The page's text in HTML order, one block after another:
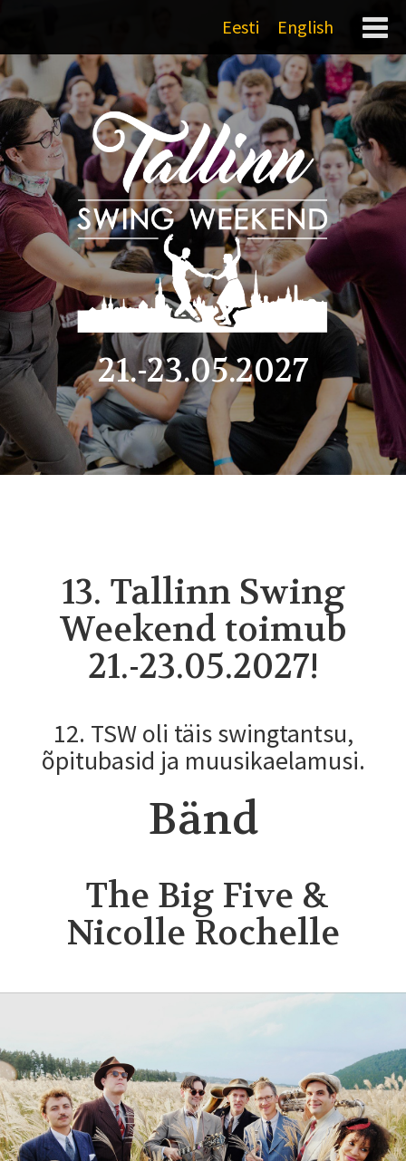
Eesti English
21.-23.05.2027
13. Tallinn Swing
Weekend toimub
21.-23.05.2027!
12. TSW oli täis swingtantsu,
õpitubasid ja muusikaelamusi.
Bänd
The Big Five &
Nicolle Rochelle